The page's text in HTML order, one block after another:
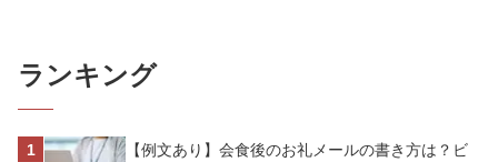
ランキング
【例文あり】会食後のお礼メールの書き方は？ビ